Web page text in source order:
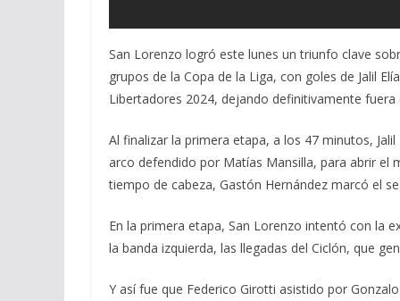
San Lorenzo logró este lunes un triunfo clave
grupos de la Copa de la Liga, con goles de Jalil
Libertadores 2024, dejando definitivamente fuera
Al finalizar la primera etapa, a los 47 minutos,
arco defendido por Matías Mansilla, para abrir el
tiempo de cabeza, Gastón Hernández marcó el
En la primera etapa, San Lorenzo intentó con la
la banda izquierda, las llegadas del Ciclón, que
Y así fue que Federico Girotti asistido por